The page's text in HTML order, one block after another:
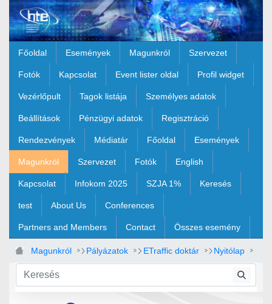
Ugrás a fő tartalomhoz
Főoldal Események Magunkról Szervezet
Fotók Kapcsolat Event lister oldal Profil widget
Vezérlőpult Tagok listája Személyes adatok
Beállítások Pénzügyi adatok Regisztráció
Rendezvények Médiatár Főoldal Események
Magunkról Szervezet Fotók English
Kapcsolat Infokom 2025 SZJA 1% Keresés
test About Us Conferences
Partners and Members Contact Összes esemény
Magunkról Pályázatok ETraffic doktár Nyitólap
Modultervek